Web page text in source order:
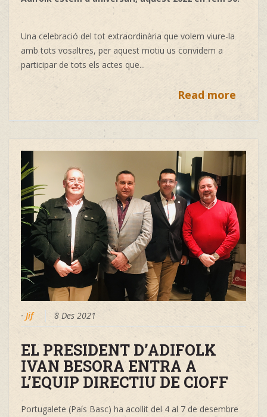
Una celebració del tot extraordinària que volem viure-la
amb tots vosaltres, per aquest motiu us convidem a
participar de tots els actes que...
Read more
· Jif 8 Des 2021
EL PRESIDENT D’ADIFOLK
IVAN BESORA ENTRA A
L’EQUIP DIRECTIU DE CIOFF
Portugalete (País Basc) ha acollit del 4 al 7 de desembre